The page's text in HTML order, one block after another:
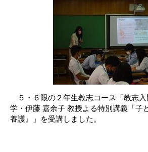
５・６限の２年生教志コース「教志
学・伊藤 嘉余子 教授よる特別講義「子
養護』」を受講しました。